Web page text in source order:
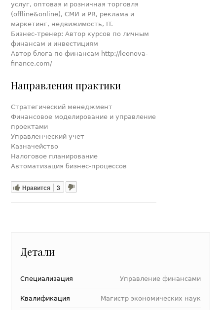
услуг, оптовая и розничная торговля
(offline&online), СМИ и PR, реклама и
маркетинг, недвижимость, IT.
Бизнес-тренер: Автор курсов по личным
финансам и инвестициям
Автор блога по финансам http://leonova-
finance.com/
Направления практики
Стратегический менеджмент
Финансовое моделирование и управление
проектами
Управленческий учет
Казначейство
Налоговое планирование
Автоматизация бизнес-процессов
Нравится 3
Детали
Специализация Управление финансами
Квалификация Магистр экономических наук